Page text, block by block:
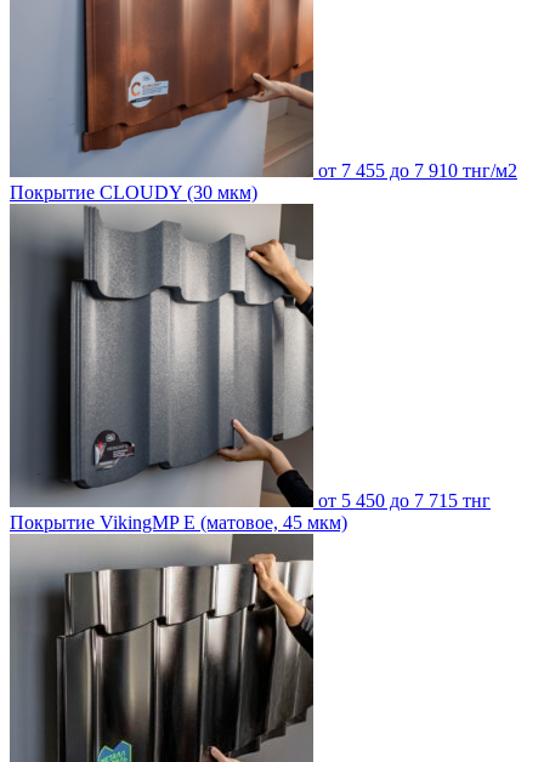
от 7 455 до 7 910 тнг/м2
Покрытие CLOUDY (30 мкм)
от 5 450 до 7 715 тнг
Покрытие VikingMP E (матовое, 45 мкм)